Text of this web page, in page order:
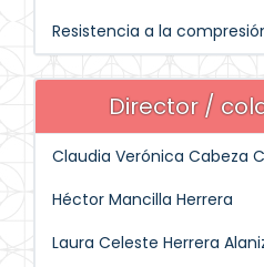
Resistencia a la
Director /
Claudia Verónica Cabeza
Héctor Mancilla Herrera
Laura Celeste Herrera